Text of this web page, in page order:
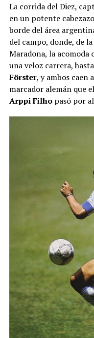
La corrida del Diez,
en un potente
borde del área
del campo, donde, de
Maradona, la acomoda
una veloz carrera,
Förster, y ambos caen
marcador alemán que
Arppi Filhopasó por